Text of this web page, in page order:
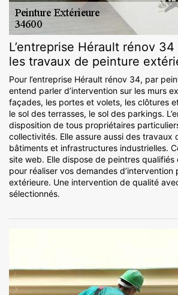
L’entreprise Hérault rénov
les travaux de peinture
Pour l’entreprise Hérault rénov 34, par
entend parler d’intervention sur les murs
façades, les portes et volets, les clôtures
le sol des terrasses, le sol des parkings.
disposition de tous propriétaires
collectivités. Elle assure aussi des travaux
bâtiments et infrastructures industrielles.
site web. Elle dispose de peintres
pour réaliser vos demandes d’intervention
extérieure. Une intervention de qualité
sélectionnés.